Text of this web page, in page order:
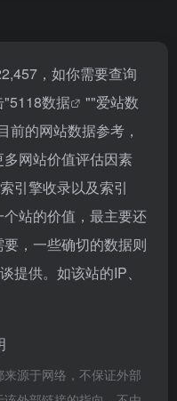
，如你需要查询
"5118数据 ""爱站数
前的网站数据参考，
网站价值评估因素
引擎收录以及索引
站的价值，最主要还
，一些确切的数据则
提供。如该站的IP、
源于网络，不保证外部